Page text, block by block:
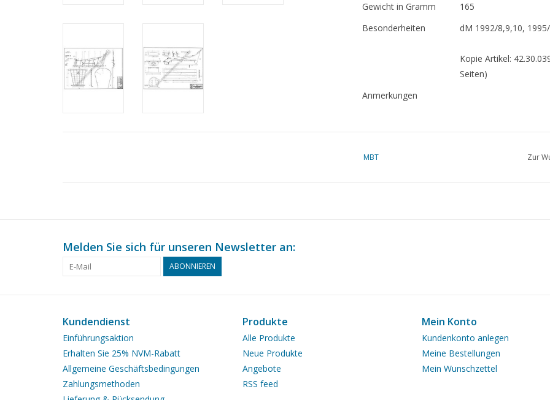
Gewicht in Gramm
165
Besonderheiten
dM 1992/8,9,10,
Kopie Artikel:
Seiten)
Anmerkungen
MBT Zur
Melden Sie sich für unseren Newsletter an:
ABONNIEREN
Kundendienst
Einführungsaktion
Erhalten Sie 25% NVM-Rabatt
Allgemeine Geschäftsbedingungen
Zahlungsmethoden
Produkte
Alle Produkte
Neue Produkte
Angebote
RSS feed
Mein Konto
Kundenkonto anlegen
Meine Bestellungen
Mein Wunschzettel